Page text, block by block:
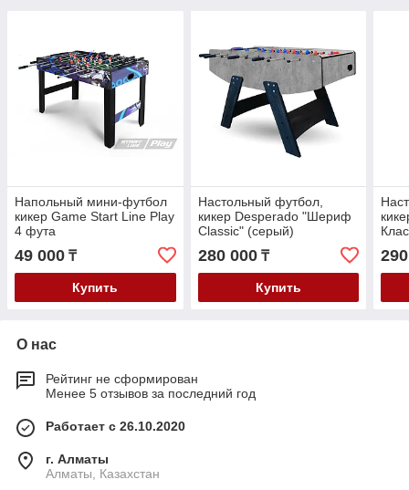
Напольный мини-футбол
кикер Game Start Line Play
4 фута
49 000 ₸
Купить
Настольный футбол,
кикер Desperado "Шериф
Classic" (серый)
280 000₸
Купить
О нас
Рейтинг не сформирован
Менее 5 отзывов за последний год
Работает с 26.10.2020
г. Алматы
Алматы, Казахстан